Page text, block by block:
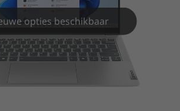
opties beschikbaar